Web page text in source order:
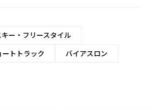
キー・フリースタイル
ートトラック
バイアスロン